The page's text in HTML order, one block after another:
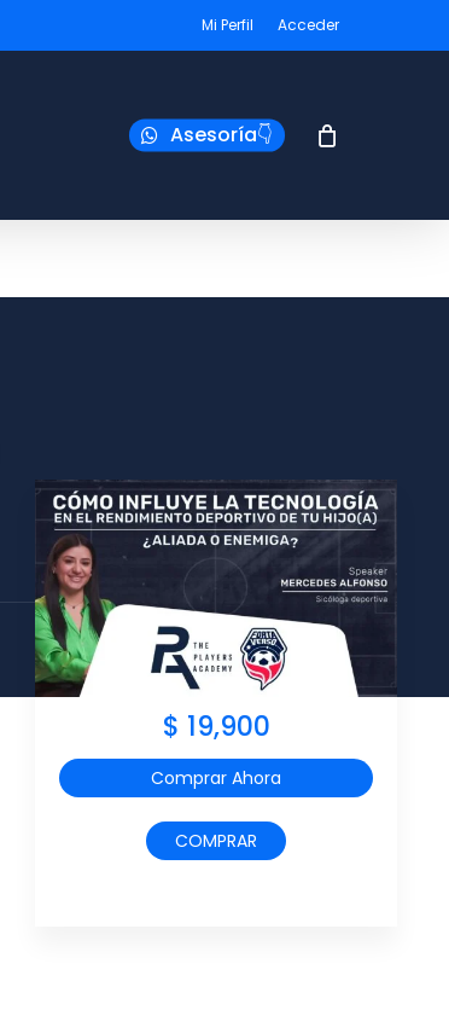
Mi Perfil Acceder
Asesoría👇
$ 19,900
Comprar Ahora
COMPRAR